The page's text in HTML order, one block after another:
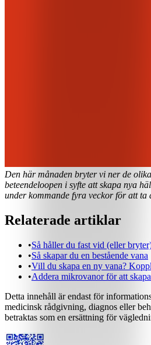
Den här månaden bryter vi ner de
beteendeloopen i syfte att skapa nya
under kommande fyra veckor för att ta
Relaterade artiklar
•Så håller du fast vid (eller
•Så skapar du en bestående vana
•Vill du skapa en ny vana?
•Addera mikrovanor för att
Detta innehåll är endast för
medicinsk rådgivning, diagnos eller
betraktas som en ersättning för